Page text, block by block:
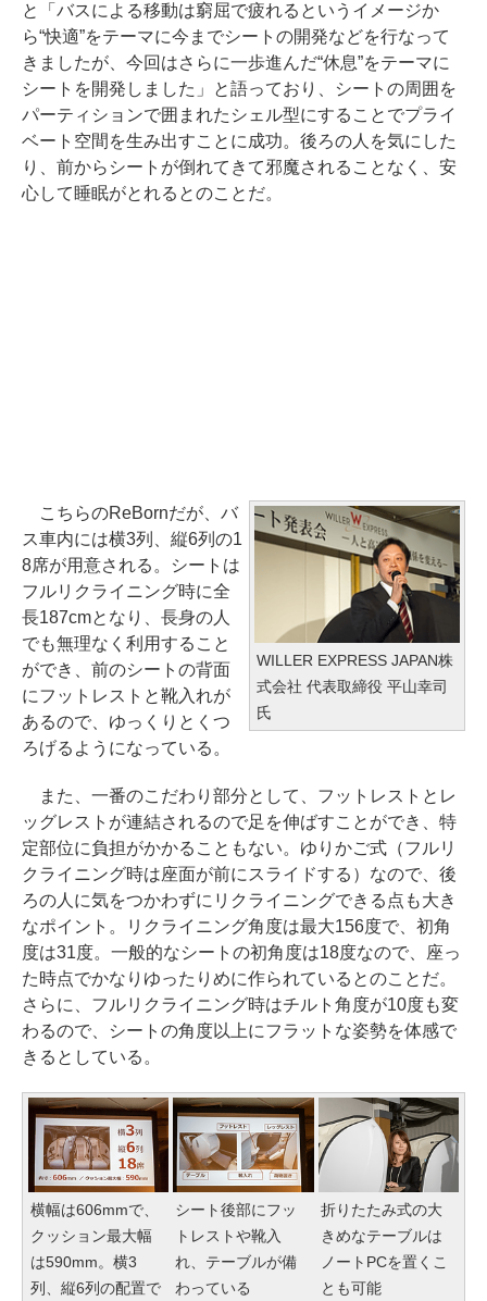
と「バスによる移動は窮屈で疲れるというイメージか
ら“快適”をテーマに今までシートの開発などを行なって
きましたが、今回はさらに一歩進んだ“休息”をテーマに
シートを開発しました」と語っており、シートの周囲を
パーティションで囲まれたシェル型にすることでプライ
ベート空間を生み出すことに成功。後ろの人を気にした
り、前からシートが倒れてきて邪魔されることなく、安
心して睡眠がとれるとのことだ。
WILLER EXPRESS JAPAN株
式会社 代表取締役 平山幸司
氏
こちらのReBornだが、バ
ス車内には横3列、縦6列の1
8席が用意される。シートは
フルリクライニング時に全
長187cmとなり、長身の人
でも無理なく利用すること
ができ、前のシートの背面
にフットレストと靴入れが
あるので、ゆっくりとくつ
ろげるようになっている。
また、一番のこだわり部分として、フットレストとレ
ッグレストが連結されるので足を伸ばすことができ、特
定部位に負担がかかることもない。ゆりかご式（フルリ
クライニング時は座面が前にスライドする）なので、後
ろの人に気をつかわずにリクライニングできる点も大き
なポイント。リクライニング角度は最大156度で、初角
度は31度。一般的なシートの初角度は18度なので、座っ
た時点でかなりゆったりめに作られているとのことだ。
さらに、フルリクライニング時はチルト角度が10度も変
わるので、シートの角度以上にフラットな姿勢を体感で
きるとしている。
横幅は606mmで、
クッション最大幅
は590mm。横3
列、縦6列の配置で
シート後部にフッ
トレストや靴入
れ、テーブルが備
わっている
折りたたみ式の大
きめなテーブルは
ノートPCを置くこ
とも可能